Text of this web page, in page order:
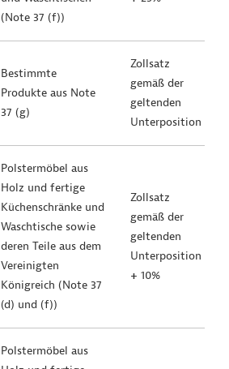
(Note 37 (f))
Bestimmte
Produkte aus Note
37 (g)
Zollsatz
gemäß der
geltenden
Unterposition
Polstermöbel aus
Holz und fertige
Küchenschränke und
Waschtische sowie
deren Teile aus dem
Vereinigten
Königreich (Note 37
(d) und (f))
Zollsatz
gemäß der
geltenden
Unterposition
+ 10%
Polstermöbel aus